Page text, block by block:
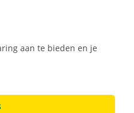
aan te bieden en je